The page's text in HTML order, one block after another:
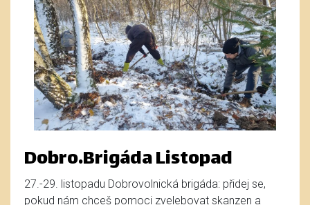
Dobro.Brigáda Listopad
27.-29. listopadu Dobrovolnická brigáda: přidej se,
pokud nám chceš pomoci zvelebovat skanzen a